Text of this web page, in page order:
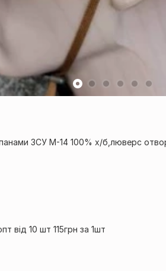
панами ЗСУ М-14 100% х/б,люверс
від 10 шт 115грн за 1шт